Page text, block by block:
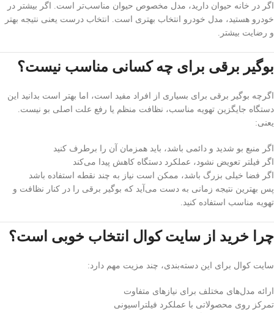
اگر در خانه حیوان دارید، مدل مخصوص حیوان مناسب‌تر است. اگر بیشتر در
خودرو هستید، مدل خودرو انتخاب بهتری است. انتخاب درست یعنی نتیجه بهتر
و رضایت بیشتر.
بوگیر برقی برای چه کسانی مناسب نیست؟
اگرچه بوگیر برقی برای بسیاری از افراد مفید است، اما بهتر است بدانید این
دستگاه جایگزین تهویه مناسب، نظافت منظم یا رفع علت اصلی بو نیست.
یعنی:
اگر منبع بو شدید و دائمی باشد، باید همزمان آن را برطرف کنید
اگر فیلتر تعویض نشود، عملکرد دستگاه کاهش پیدا می‌کند
اگر فضا خیلی بزرگ باشد، ممکن است نیاز به چند نقطه استفاده باشد
پس بهترین نتیجه زمانی به دست می‌آید که بوگیر برقی را در کنار نظافت و
تهویه مناسب استفاده کنید.
چرا خرید از سایت کوال انتخاب خوبی است؟
سایت کوال برای این دسته‌بندی، چند مزیت مهم دارد:
ارائه مدل‌های مختلف برای نیازهای متفاوت
تمرکز روی محصولاتی با عملکرد فیلتراسیونی